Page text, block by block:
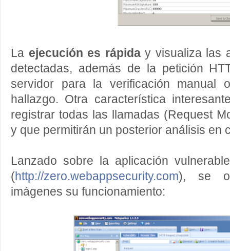
La ejecución es rápiday visualiza las
detectadas, además de la petición
servidor para la verificación manual
hallazgo. Otra característica
registrar todas las llamadas (Request
y que permitirán un posterior análisis en
Lanzado sobre la aplicación
(http://zero.webappsecurity.com), se
imágenes su funcionamiento: